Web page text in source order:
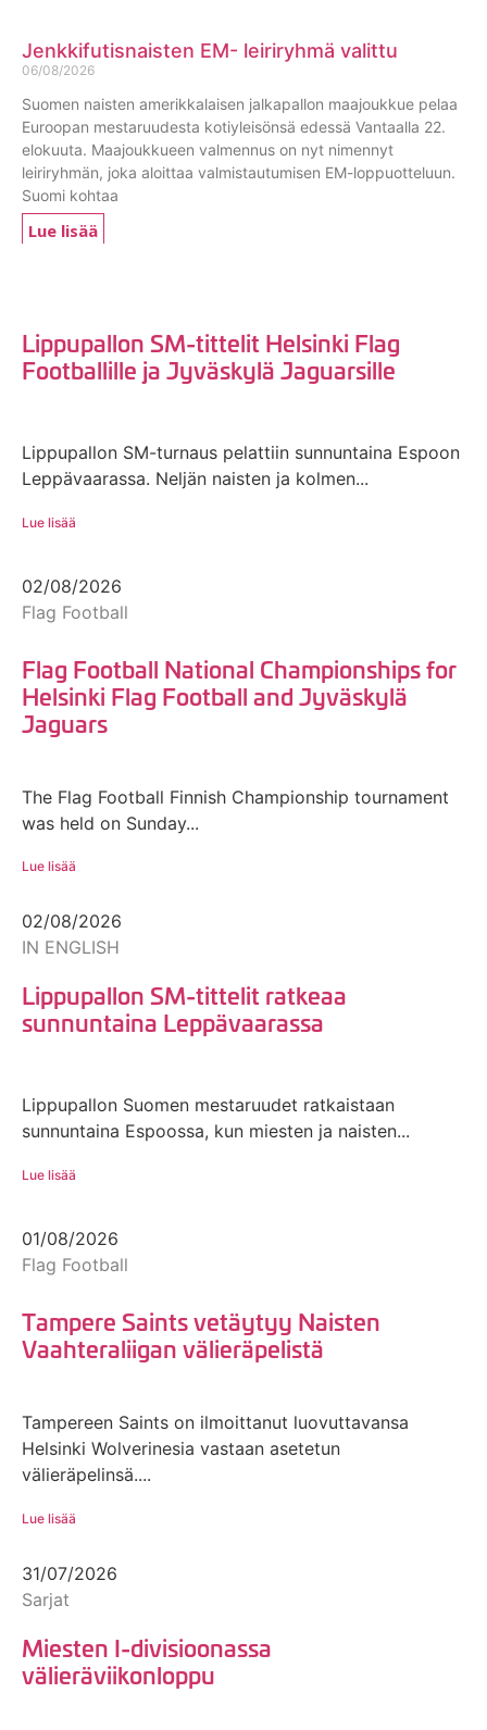
Jenkkifutisnaisten EM- leiriryhmä valittu
06/08/2026
Suomen naisten amerikkalaisen jalkapallon maajoukkue pelaa
Euroopan mestaruudesta kotiyleisönsä edessä Vantaalla 22.
elokuuta. Maajoukkueen valmennus on nyt nimennyt
leiriryhmän, joka aloittaa valmistautumisen EM-loppuotteluun.
Suomi kohtaa
Lue lisää
Lippupallon SM-tittelit Helsinki Flag
Footballille ja Jyväskylä Jaguarsille
Lippupallon SM-turnaus pelattiin sunnuntaina Espoon
Leppävaarassa. Neljän naisten ja kolmen...
Lue lisää
02/08/2026
Flag Football
Flag Football National Championships for
Helsinki Flag Football and Jyväskylä
Jaguars
The Flag Football Finnish Championship tournament
was held on Sunday...
Lue lisää
02/08/2026
IN ENGLISH
Lippupallon SM-tittelit ratkeaa
sunnuntaina Leppävaarassa
Lippupallon Suomen mestaruudet ratkaistaan
sunnuntaina Espoossa, kun miesten ja naisten...
Lue lisää
01/08/2026
Flag Football
Tampere Saints vetäytyy Naisten
Vaahteraliigan välieräpelistä
Tampereen Saints on ilmoittanut luovuttavansa
Helsinki Wolverinesia vastaan asetetun
välieräpelinsä....
Lue lisää
31/07/2026
Sarjat
Miesten I-divisioonassa
välieräviikonloppu